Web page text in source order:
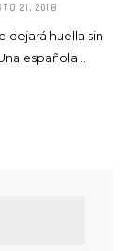
21, 2018
dejará huella sin
española…